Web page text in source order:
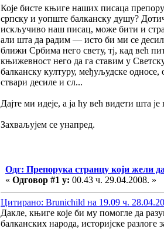
Које бисте књиге наших писаца
српску и уопште балканску душу?
искључиво наш писац, може бити и
али шта да радим — исто би ми се
ближи Србима него свету, тј, кад већ
књижевност него да га ставим у
балканску културу, међуљудске односе,
ствари десиле и сл...
Дајте ми идеје, а ја ћу већ видети шта
Захваљујем се унапред.
Одг: Препорука странцу који жели
« Одговор #1 у: 00.43 ч. 29.04.2008. »
Цитирано: Brunichild на 19.09 ч.
Дакле, књиге које би му помогле да
балканских народа, историјске разлоге